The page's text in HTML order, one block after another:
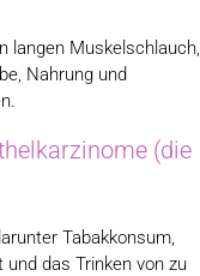
langen Muskelschlauch,
Nahrung und
(die
Tabakkonsum,
das Trinken von zu